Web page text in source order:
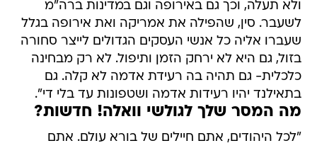
ולא תעלה, וכך גם באירופה וגם במדינות ברה"מ
לשעבר. סין, שהפילה את אמריקה ואת אירופה בגלל
שעברו אליה כל אנשי העסקים הגדולים לייצר סחורה
בזול, גם היא לא ירחק הזמן ותיפול. לא רק מבחינה
כלכלית- גם תהיה בה רעידת אדמה לא קלה. גם
בתאילנד יהיו רעידות אדמה ושטפונות עד בלי די".
מה המסר שלך לגולשי וואלה! חדשות?
"לכל היהודים, אתם חיילים של בורא עולם. אתם